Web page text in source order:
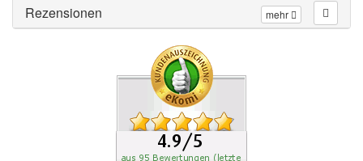
mehr
Rezensionen